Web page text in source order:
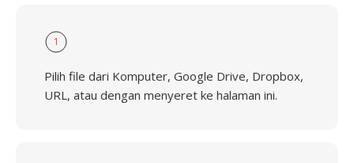
1
Pilih file dari Komputer, Google Drive, Dropbox,
URL, atau dengan menyeret ke halaman ini.